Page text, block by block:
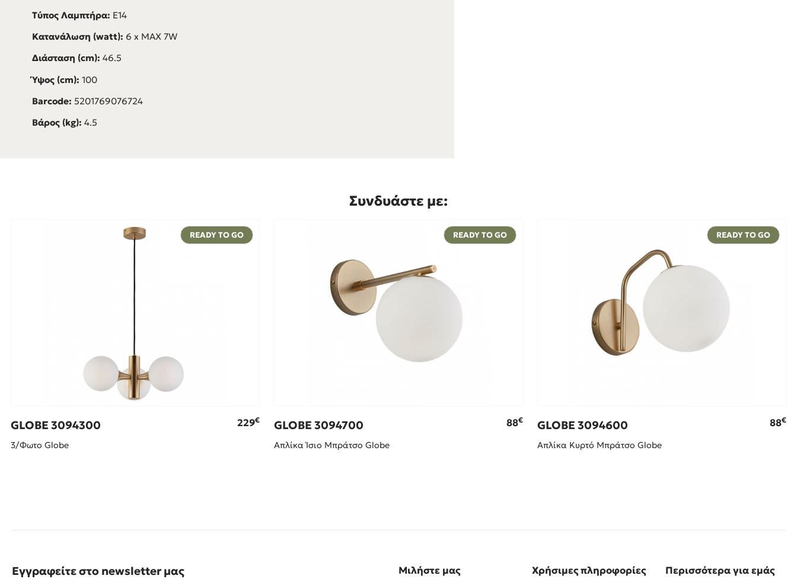
Τύπος Λαμπτήρα: E14
Κατανάλωση (watt): 6 x MAX 7W
Διάσταση (cm): 46.5
Ύψος (cm): 100
Barcode: 5201769076724
Βάρος (kg): 4.5
Συνδυάστε με:
READY TO GO
GLOBE 3094300 229€
3/Φωτο Glοbe
READY TO GO
GLOBE 3094700 88€
Απλίκα Ίσιο Μπράτσο Glοbe
READY TO GO
GLOBE 3094600 88€
Απλίκα Κυρτό Μπράτσο Glοbe
Εγγραφείτε στο newsletter μας Μιλήστε μας Χρήσιμες πληροφορίες Περισσότερα για εμάς